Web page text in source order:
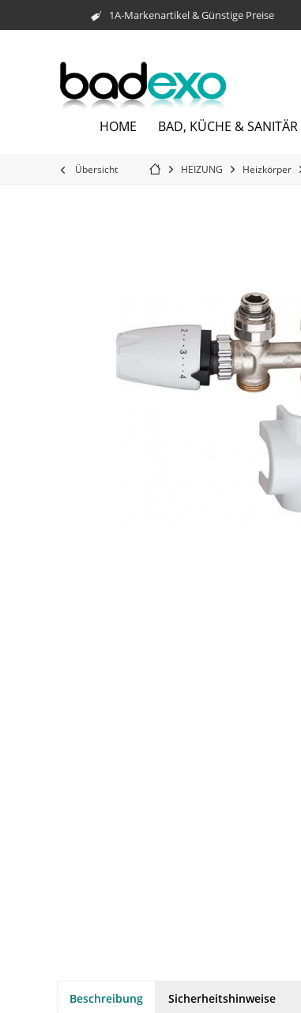
1A-Markenartikel & Günstige Preise
HOME BAD, KÜCHE & SANITÄR
Übersicht HEIZUNG Heizkörper
Beschreibung Sicherheitshinweise